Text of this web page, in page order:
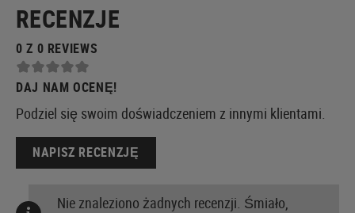
RECENZJE
0 Z 0 REVIEWS
DAJ NAM OCENĘ!
Podziel się swoim doświadczeniem z innymi klientami.
NAPISZ RECENZJĘ
Nie znaleziono żadnych recenzji. Śmiało,